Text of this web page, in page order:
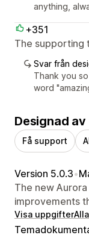
anything,
+351
The supporting
Svar från
Thank you
word
Designad
Få support
Version 5.0.3•
The new
improvements
Visa uppgifter